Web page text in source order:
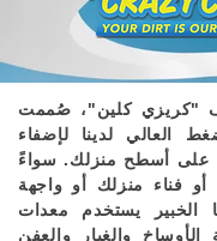
"كريزي كلين"، صُممت
العالي لدينا لإضفاء
على أسطح منزلك. سواءً
فناء منزلك أو واجهة
الخبير يستخدم معدات
الأوساخ والغبار والعفن